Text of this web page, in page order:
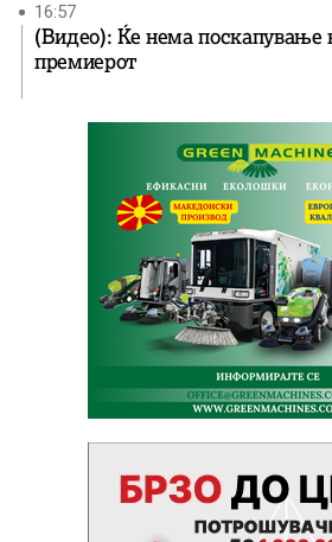
16:57
(Видео): Ќе нема поскапување
премиерот